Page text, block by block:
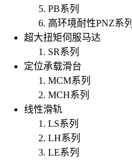
PB系列
高环境耐性PNZ系列
超大扭矩伺服马达
SR系列
定位承载滑台
MCM系列
MCH系列
线性滑轨
LS系列
LH系列
LE系列